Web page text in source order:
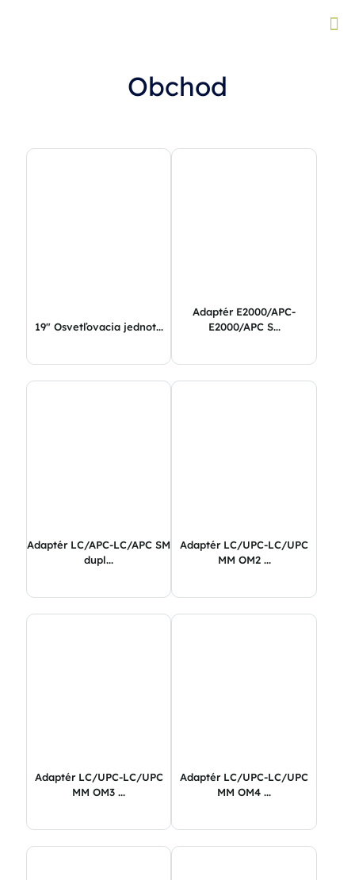
Obchod
19″ Osvetľovacia jednot...
Adaptér E2000/APC-
E2000/APC S...
Adaptér LC/APC-LC/APC SM
dupl...
Adaptér LC/UPC-LC/UPC
MM OM2 ...
Adaptér LC/UPC-LC/UPC
MM OM3 ...
Adaptér LC/UPC-LC/UPC
MM OM4 ...